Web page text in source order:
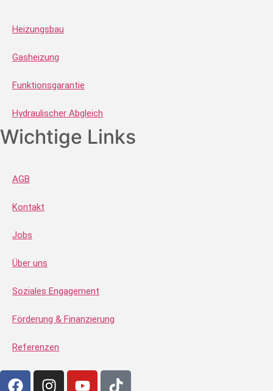
Heizungsbau
Gasheizung
Funktionsgarantie
Hydraulischer Abgleich
Wichtige Links
AGB
Kontakt
Jobs
Über uns
Soziales Engagement
Förderung & Finanzierung
Referenzen